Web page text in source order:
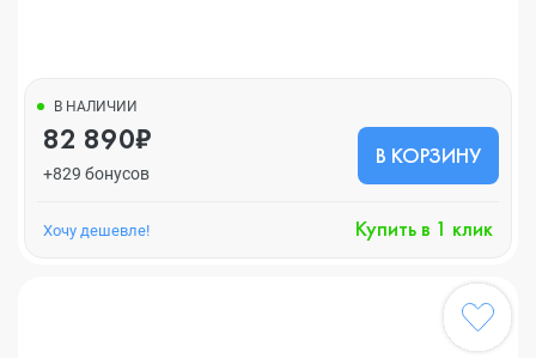
В НАЛИЧИИ
82 890₽
+829 бонусов
В КОРЗИНУ
Хочу дешевле! Купить в 1 клик